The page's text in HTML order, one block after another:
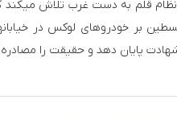
قلم به دست غرب تلاش می­کند
بر خودروهای لوکس در
پایان دهد و حقیقت را مصادره